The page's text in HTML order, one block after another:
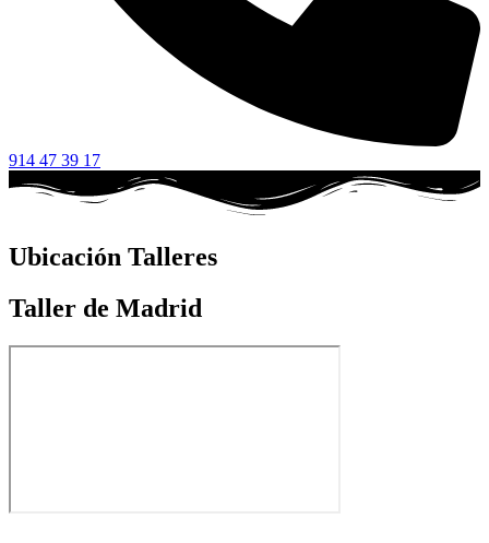
914 47 39 17
Ubicación Talleres
Taller de Madrid